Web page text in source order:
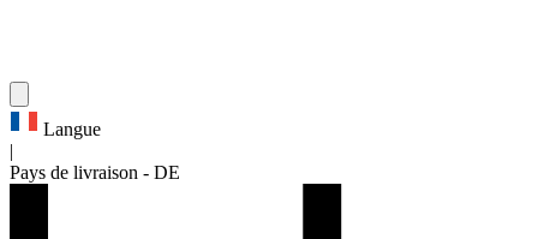
Langue
Pays de livraison - DE